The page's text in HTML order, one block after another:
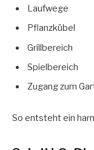
Laufwege
Pflanzkübel
Grillbereich
Spielbereich
Zugang zum
So entsteht ein